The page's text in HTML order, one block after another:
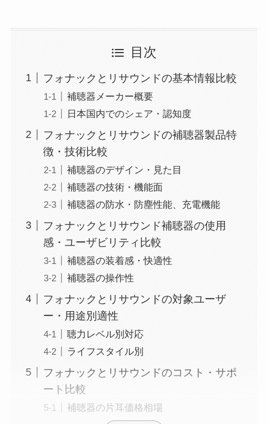
目次
フォナックとリサウンドの基本情報比較
補聴器メーカー概要
日本国内でのシェア・認知度
フォナックとリサウンドの補聴器製品特
徴・技術比較
補聴器のデザイン・見た目
補聴器の技術・機能面
補聴器の防水・防塵性能、充電機能
フォナックとリサウンド補聴器の使用
感・ユーザビリティ比較
補聴器の装着感・快適性
補聴器の操作性
フォナックとリサウンドの対象ユーザ
ー・用途別適性
聴力レベル別対応
ライフスタイル別
フォナックとリサウンドのコスト・サポ
ート比較
補聴器の片耳価格相場